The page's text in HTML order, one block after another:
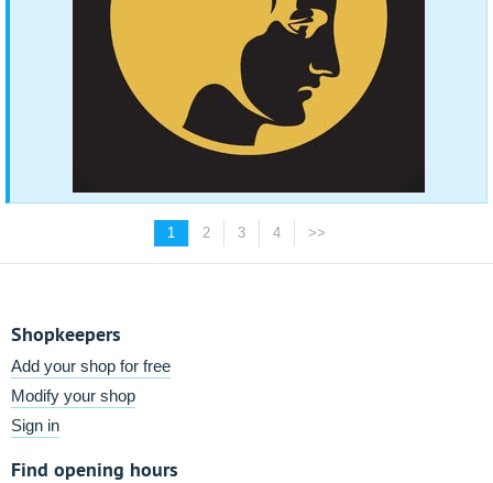
1 2 3 4 >>
Shopkeepers
Add your shop for free
Modify your shop
Sign in
Find opening hours